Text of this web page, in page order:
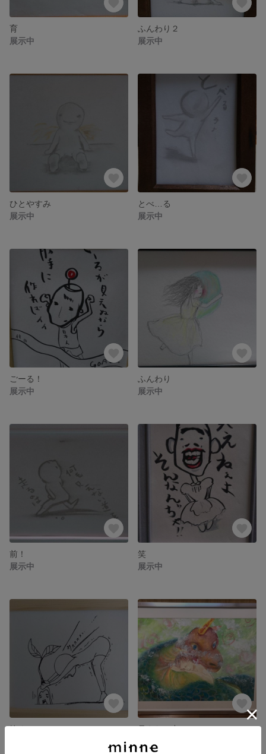
育
展示中
ふんわり２
展示中
ひとやすみ
展示中
とべ…る
展示中
ごーる！
展示中
ふんわり
展示中
前！
展示中
笑
展示中
抜くか！？
見えない力